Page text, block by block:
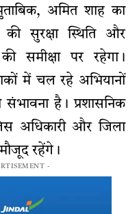
अमित शाह का
सुरक्षा स्थिति और
समीक्षा पर रहेगा।
में चल रहे अभियानों
संभावना है। प्रशासनिक
अधिकारी और जिला
मौजूद रहेंगे।
-